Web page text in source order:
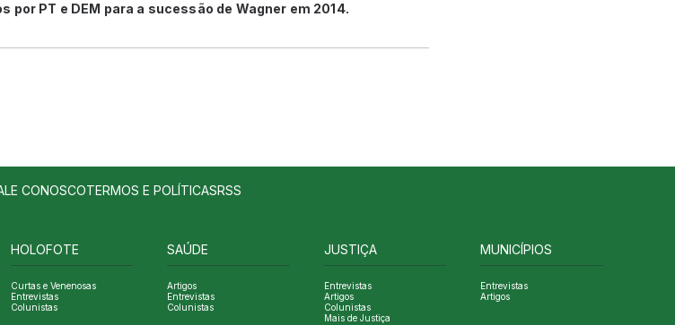
PT e DEM para a sucessão de Wagner em 2014.
CONOSCOTERMOS E POLÍTICASRSS
HOLOFOTE
Curtas e Venenosas
Entrevistas
Colunistas
SAÚDE
Artigos
Entrevistas
Colunistas
JUSTIÇA
Entrevistas
Artigos
Colunistas
Mais de Justiça
MUNICÍPIOS
Entrevistas
Artigos